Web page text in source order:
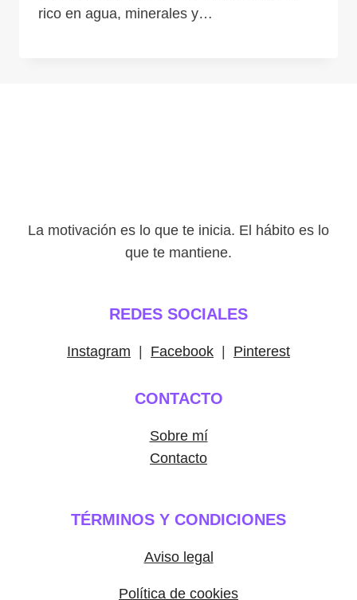
rico en agua, minerales y…
La motivación es lo que te inicia. El hábito es lo
que te mantiene.
REDES SOCIALES
Instagram Facebook Pinterest
CONTACTO
Sobre mí
Contacto
TÉRMINOS Y CONDICIONES
Aviso legal
Política de cookies